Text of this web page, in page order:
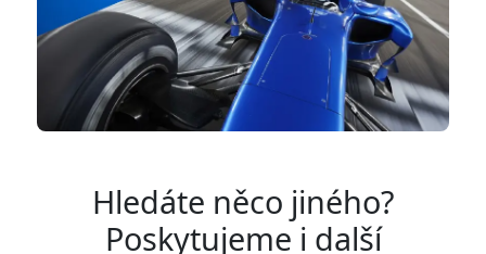
Hledáte něco jiného?
Poskytujeme i další